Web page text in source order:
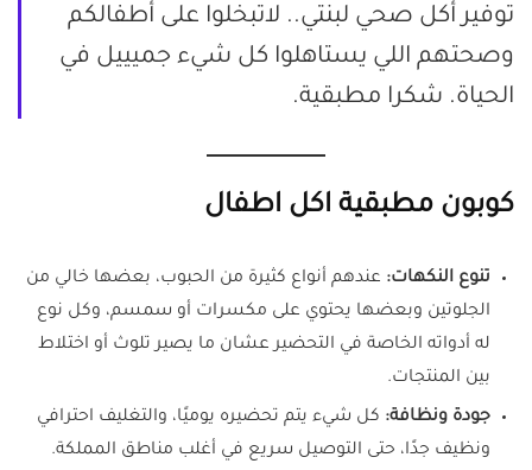
توفير أكل صحي لبنتي.. لاتبخلوا على أطفالكم
وصحتهم اللي يستاهلوا كل شيء جميييل في
الحياة. شكرا مطبقية.
كوبون مطبقية اكل اطفال
تنوع النكهات: عندهم أنواع كثيرة من الحبوب، بعضها خالي من
الجلوتين وبعضها يحتوي على مكسرات أو سمسم، وكل نوع
له أدواته الخاصة في التحضير عشان ما يصير تلوث أو اختلاط
بين المنتجات.
جودة ونظافة: كل شيء يتم تحضيره يوميًا، والتغليف احترافي
ونظيف جدًا، حتى التوصيل سريع في أغلب مناطق المملكة.